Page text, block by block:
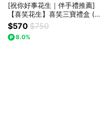
[祝你好事花生｜伴手禮推薦]
【喜笑花生】喜笑三寶禮盒 (黑
金剛花生300g×2包+黑金剛原味
花生糖200g×1入)
$570 $750
8.0%